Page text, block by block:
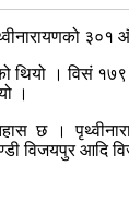
३०१
। विसं
।
छ ।
विजयपुर आदि